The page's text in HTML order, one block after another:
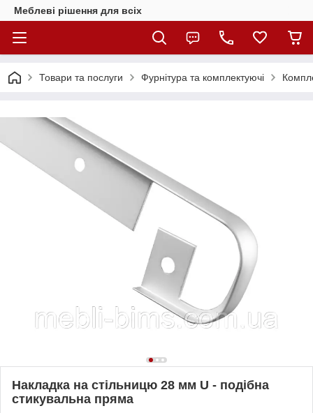
Меблеві рішення для всіх
Товари та послуги Фурнітура та комплектуючі
Накладка на стільницю 28 мм U - подібна
стикувальна пряма